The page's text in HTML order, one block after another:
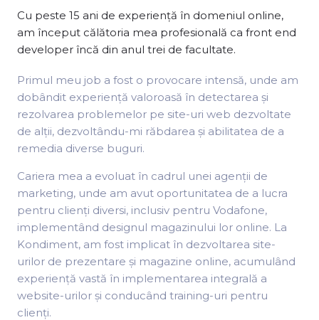
Cu peste 15 ani de experiență în domeniul online,
am început călătoria mea profesională ca front end
developer încă din anul trei de facultate.
Primul meu job a fost o provocare intensă, unde am
dobândit experiență valoroasă în detectarea și
rezolvarea problemelor pe site-uri web dezvoltate
de alții, dezvoltându-mi răbdarea și abilitatea de a
remedia diverse buguri.
Cariera mea a evoluat în cadrul unei agenții de
marketing, unde am avut oportunitatea de a lucra
pentru clienți diversi, inclusiv pentru Vodafone,
implementând designul magazinului lor online. La
Kondiment, am fost implicat în dezvoltarea site-
urilor de prezentare și magazine online, acumulând
experiență vastă în implementarea integrală a
website-urilor și conducând training-uri pentru
clienți.